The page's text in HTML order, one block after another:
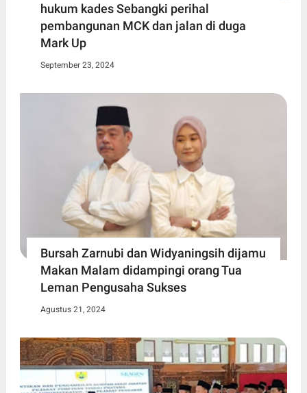
hukum kades Sebangki perihal
pembangunan MCK dan jalan di duga
Mark Up
September 23, 2024
Bursah Zarnubi dan Widyaningsih dijamu
Makan Malam didampingi orang Tua
Leman Pengusaha Sukses
Agustus 21, 2024